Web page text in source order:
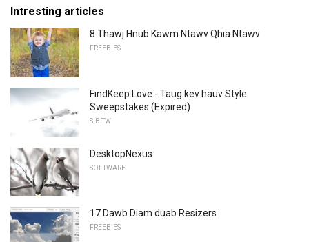
Intresting articles
8 Thawj Hnub Kawm Ntawv Qhia Ntawv
FREEBIES
FindKeep.Love - Taug kev hauv Style
Sweepstakes (Expired)
SIB TW
DesktopNexus
SOFTWARE
17 Dawb Diam duab Resizers
FREEBIES